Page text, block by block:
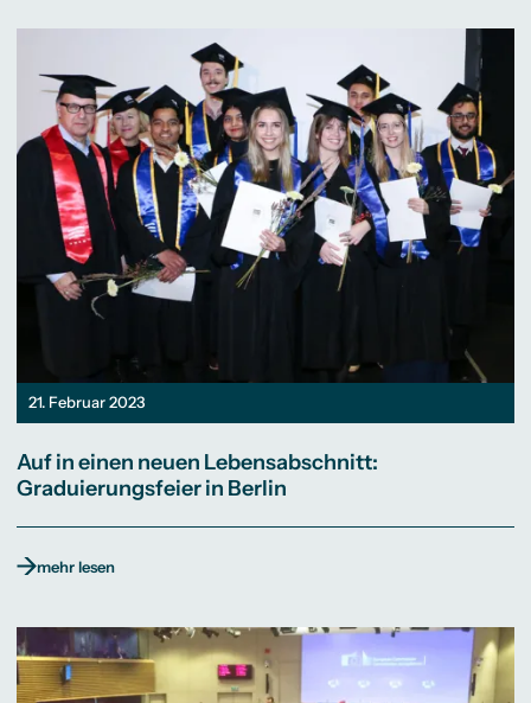
21. Februar 2023
Auf in einen neuen Lebensabschnitt:
Graduierungsfeier in Berlin
mehr lesen